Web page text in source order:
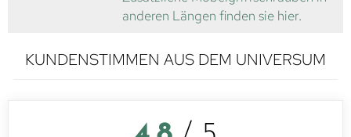
anderen Längen finden sie hier.
KUNDENSTIMMEN AUS DEM UNIVERSUM